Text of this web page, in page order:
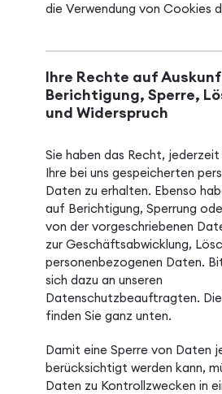
die Verwendung von Cookies
Ihre Rechte auf
Berichtigung, Sperre,
und Widerspruch
Sie haben das Recht,
Ihre bei uns gespeicherten
Daten zu erhalten. Ebenso
auf Berichtigung, Sperrung
von der vorgeschriebenen
zur Geschäftsabwicklung,
personenbezogenen Daten.
sich dazu an unseren
Datenschutzbeauftragten.
finden Sie ganz unten.
Damit eine Sperre von Daten
berücksichtigt werden kann,
Daten zu Kontrollzwecken in